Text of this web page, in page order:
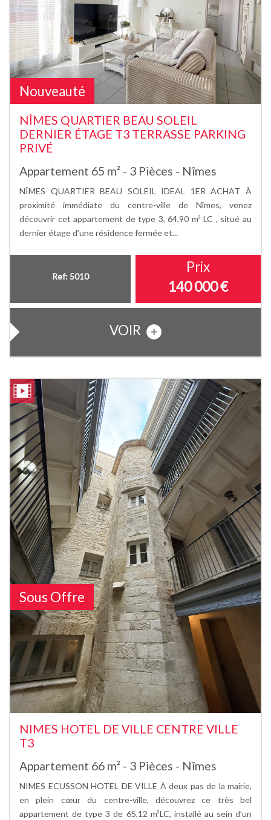
Nouveauté
NÎMES QUARTIER BEAU SOLEIL
DERNIER ÉTAGE T3 TERRASSE PARKING
PRIVÉ
Appartement 65 m² - 3 Pièces - Nîmes
NÎMES QUARTIER BEAU SOLEIL IDEAL 1ER ACHAT À
proximité immédiate du centre-ville de Nîmes, venez
découvrir cet appartement de type 3, 64,90 m² LC , situé au
dernier étage d’une résidence fermée et...
Ref: 5010
Prix
140 000€
VOIR
Sous Offre
NIMES HOTEL DE VILLE CENTRE VILLE
T3
Appartement 66 m² - 3 Pièces - Nîmes
NIMES ECUSSON HOTEL DE VILLE À deux pas de la mairie,
en plein cœur du centre-ville, découvrez ce très bel
appartement de type 3 de 65,12 m²LC, installé au sein d’un